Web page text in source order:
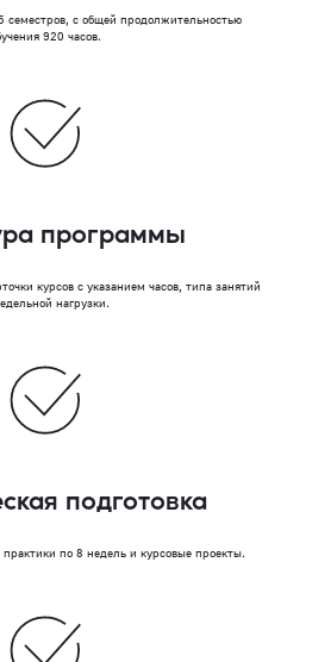
семестров, с общей продолжительностью
920 часов.
программы
курсов с указанием часов, типа занятий
нагрузки.
подготовка
по 8 недель и курсовые проекты.